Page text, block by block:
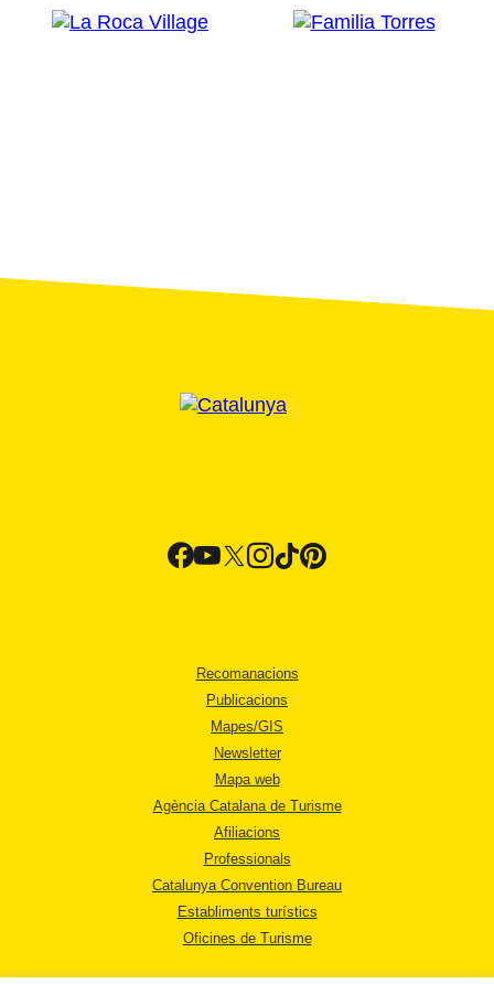
Recomanacions
Publicacions
Mapes/GIS
Newsletter
Mapa web
Agència Catalana de Turisme
Afiliacions
Professionals
Catalunya Convention Bureau
Establiments turístics
Oficines de Turisme